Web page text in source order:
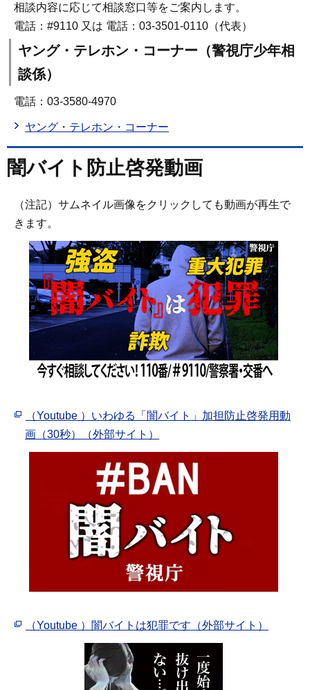
相談内容に応じて相談窓口等をご案内します。
電話：#9110 又は 電話：03-3501-0110（代表）
ヤング・テレホン・コーナー（警視庁少年相
談係）
電話：03-3580-4970
ヤング・テレホン・コーナー
闇バイト防止啓発動画
（注記）サムネイル画像をクリックしても動画が再生で
きます。
（Youtube ）いわゆる「闇バイト」加担防止啓発用動
画（30秒）（外部サイト）
（Youtube ）闇バイトは犯罪です（外部サイト）